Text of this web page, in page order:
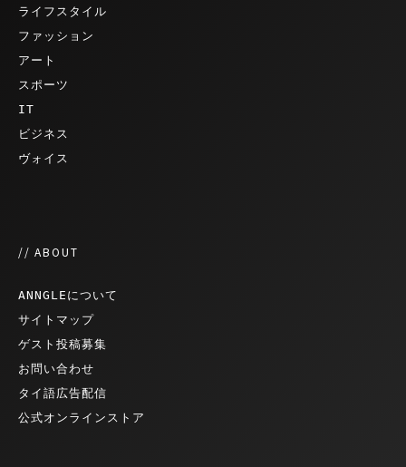
ライフスタイル
ファッション
アート
スポーツ
IT
ビジネス
ヴォイス
// ABOUT
ANNGLEについて
サイトマップ
ゲスト投稿募集
お問い合わせ
タイ語広告配信
公式オンラインストア